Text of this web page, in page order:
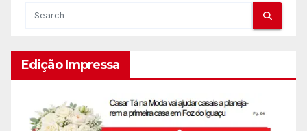
Edição Impressa